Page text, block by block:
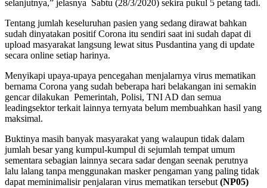
selanjutnya,” jelasnya Sabtu (28/3/2020) sekira pukul 5 petang tadi.
Tentang jumlah keseluruhan pasien yang sedang dirawat bahkan
sudah dinyatakan positif Corona itu sendiri saat ini sudah dapat di
upload masyarakat langsung lewat situs Pusdantina yang di update
secara online setiap harinya.
Menyikapi upaya-upaya pencegahan menjalarnya virus mematikan
bernama Corona yang sudah beberapa hari belakangan ini semakin
gencar dilakukan Pemerintah, Polisi, TNI AD dan semua
leadingsektor terkait lainnya ternyata belum membuahkan hasil yang
maksimal.
Buktinya masih banyak masyarakat yang walaupun tidak dalam
jumlah besar yang kumpul-kumpul di sejumlah tempat umum
sementara sebagian lainnya secara sadar dengan seenak perutnya
lalu lalang tanpa menggunakan masker pengaman yang paling tidak
dapat meminimalisir penjalaran virus mematikan tersebut (NP05)